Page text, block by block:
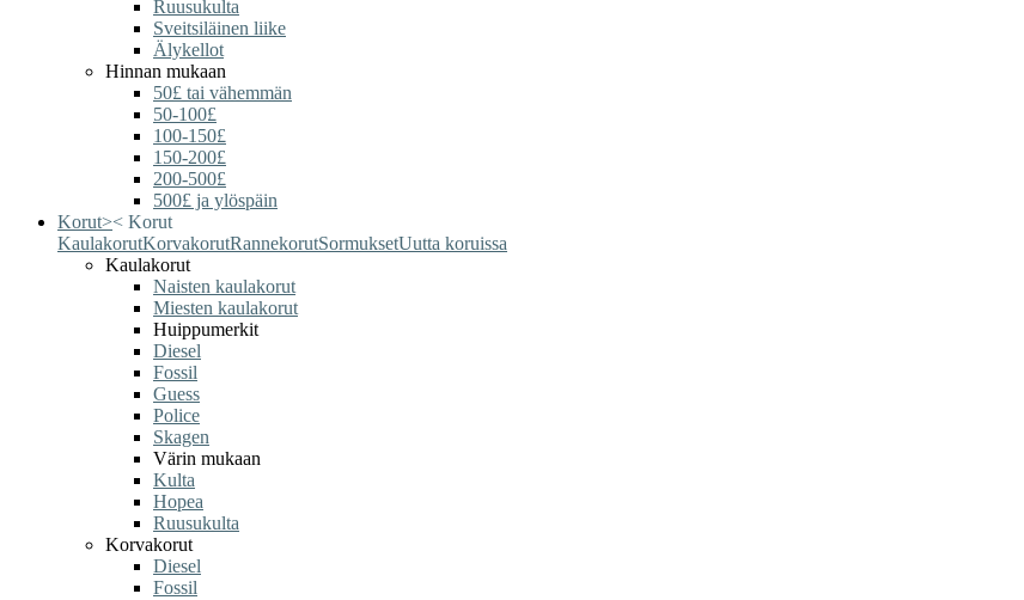
Ruusukulta
Sveitsiläinen liike
Älykellot
Hinnan mukaan
50£ tai vähemmän
50-100£
100-150£
150-200£
200-500£
500£ ja ylöspäin
Korut>< Korut
KaulakorutKorvakorutRannekorutSormuksetUutta koruissa
Kaulakorut
Naisten kaulakorut
Miesten kaulakorut
Huippumerkit
Diesel
Fossil
Guess
Police
Skagen
Värin mukaan
Kulta
Hopea
Ruusukulta
Korvakorut
Diesel
Fossil